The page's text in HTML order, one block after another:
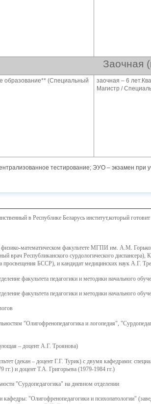
Заочная
образование** (Специальный
заочная – 6
Магистр /
тестирование; ЭУО – экзамен при
в Республике Беларусь институт,который
физико-математическом факультете МГПИ им. А.М.
врач Республиканского сурдологического
просвещения БССР), и кандидат медицинских наук А.Г.
факультета педагогики и методики начального
факультета педагогики и методики начального
"Олигофренопедагогика и логопедия",
– доцент А.Г. Троянова)
(декан – доцент Г.Г. Турик) с двумя кафедрами:
и доцент Т.А. Григорьева (1979-1984 гг.)
"Сурдопедагогика" на дневном отделении
кафедры: "Олигофренопедагогики и психопатологии"